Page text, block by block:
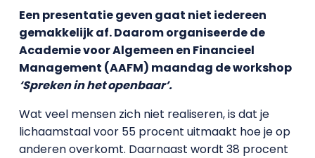
Een presentatie geven gaat niet iedereen
gemakkelijk af. Daarom organiseerde de
Academie voor Algemeen en Financieel
Management (AAFM) maandag de workshop
‘Spreken in het openbaar’.
Wat veel mensen zich niet realiseren, is dat je
lichaamstaal voor 55 procent uitmaakt hoe je op
anderen overkomt. Daarnaast wordt 38 procent